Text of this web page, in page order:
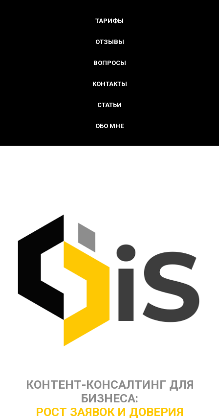
ТАРИФЫ
ОТЗЫВЫ
ВОПРОСЫ
КОНТАКТЫ
СТАТЬИ
ОБО МНЕ
КОНТЕНТ-КОНСАЛТИНГ ДЛЯ
БИЗНЕСА:
РОСТ ЗАЯВОК И ДОВЕРИЯ